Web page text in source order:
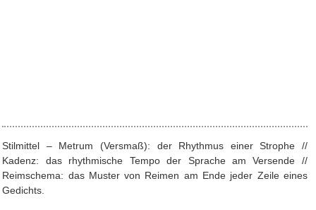
Stilmittel – Metrum (Versmaß): der Rhythmus einer Strophe //
Kadenz: das rhythmische Tempo der Sprache am Versende //
Reimschema: das Muster von Reimen am Ende jeder Zeile eines
Gedichts.